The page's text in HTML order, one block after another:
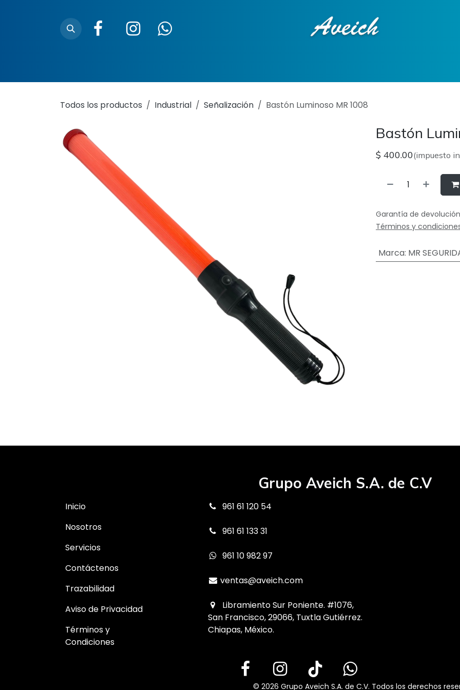
Todos los productos Industrial Señalización Bastón Luminoso MR 1008
Bastón
$ 400.00(impuesto
Garantía de
Términos y
Marca: MR
Grupo Aveich S.A. de C.V
Inicio
Nosotros
Servicios
Contáctenos
Trazabilidad
Aviso de Privacidad
Términos y
Condiciones
© 2026 Grupo Aveich S.A. de C.V. Todos los derechos
961 61 120 54
961 61 133 31
961 10 982 97
ventas@aveich.com
Libramiento Sur Poniente. #1076,
San Francisco, 29066, Tuxtla Gutiérrez.
Chiapas, México.